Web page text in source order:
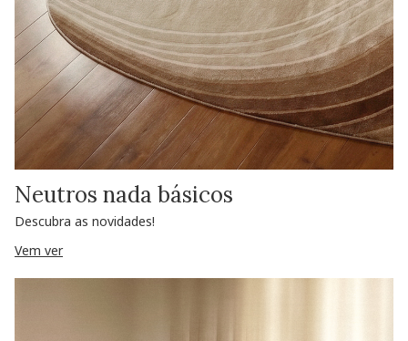
Neutros nada básicos
Descubra as novidades!
Vem ver